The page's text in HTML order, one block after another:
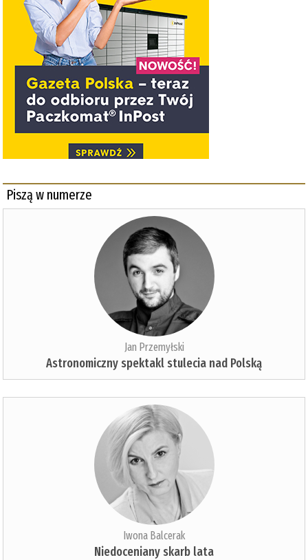
Piszą w numerze
Jan Przemyłski
Astronomiczny spektakl stulecia nad Polską
Iwona Balcerak
Niedoceniany skarb lata